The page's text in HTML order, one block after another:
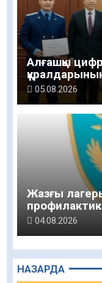
НАЗАРДА
Алғашқы
05.08.2026
Жазғы
04.08.2026